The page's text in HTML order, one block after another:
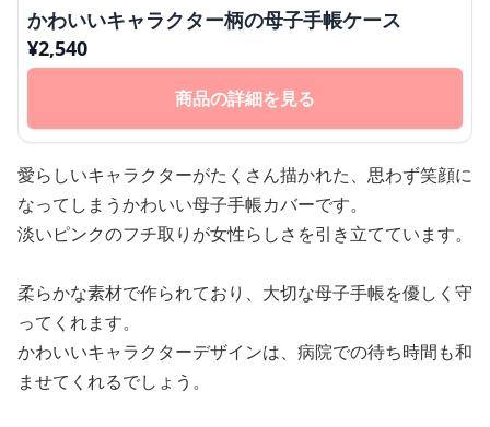
かわいいキャラクター柄の母子手帳ケース
¥2,540
商品の詳細を見る
愛らしいキャラクターがたくさん描かれた、思わず笑顔に
なってしまうかわいい母子手帳カバーです。
淡いピンクのフチ取りが女性らしさを引き立てています。
柔らかな素材で作られており、大切な母子手帳を優しく守
ってくれます。
かわいいキャラクターデザインは、病院での待ち時間も和
ませてくれるでしょう。